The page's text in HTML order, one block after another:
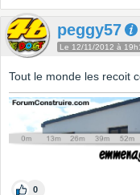
peggy57
Le 12/11/2012 à
Tout le monde les recoit
0